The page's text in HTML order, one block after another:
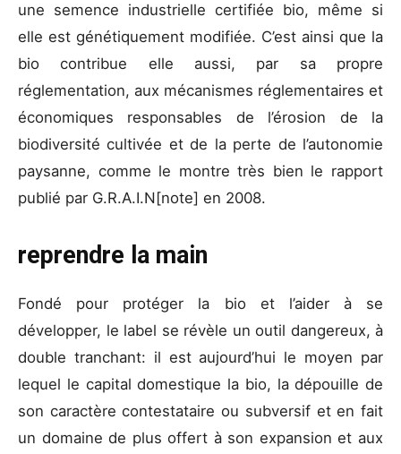
une semence industrielle certifiée bio, même si
elle est génétiquement modifiée. C’est ainsi que la
bio contribue elle aussi, par sa propre
réglementation, aux mécanismes réglementaires et
économiques responsables de l’érosion de la
biodiversité cultivée et de la perte de l’autonomie
paysanne, comme le montre très bien le rapport
publié par G.R.A.I.N[note] en 2008.
reprendre la main
Fondé pour protéger la bio et l’aider à se
développer, le label se révèle un outil dangereux, à
double tranchant: il est aujourd’hui le moyen par
lequel le capital domestique la bio, la dépouille de
son caractère contestataire ou subversif et en fait
un domaine de plus offert à son expansion et aux